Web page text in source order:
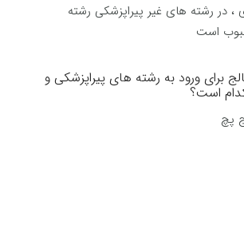
، در رشته های غیر پیراپزشکی رشته
است
برای ورود به رشته های پیراپزشکی و
است؟
پچ